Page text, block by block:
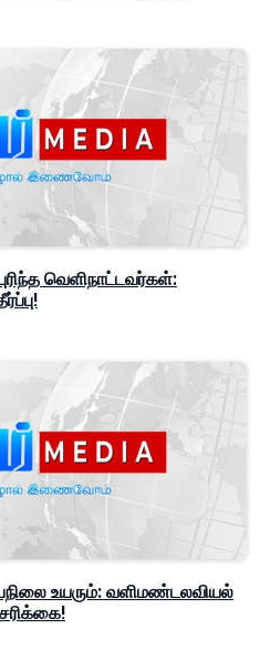
வெளிநாட்டவர்கள்:
உயரும்: வளிமண்டலவியல்